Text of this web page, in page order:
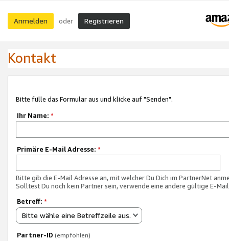
Anmelden oder Registrieren
Kontakt
Bitte fülle das Formular aus und klicke auf "Senden".
Ihr Name: *
Primäre E-Mail Adresse: *
Bitte gib die E-Mail Adresse an, mit welcher Du Dich im PartnerNet
Solltest Du noch kein Partner sein, verwende eine andere gültige E-
Betreff: *
Bitte wähle eine Betreffzeile aus.
Partner-ID (empfohlen)